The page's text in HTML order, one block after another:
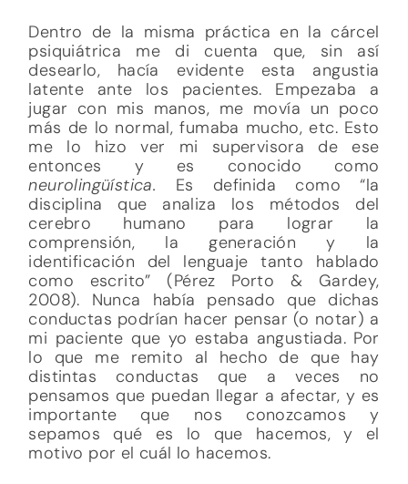
Dentro de la misma práctica en la cárcel
psiquiátrica me di cuenta que, sin así
desearlo, hacía evidente esta angustia
latente ante los pacientes. Empezaba a
jugar con mis manos, me movía un poco
más de lo normal, fumaba mucho, etc. Esto
me lo hizo ver mi supervisora de ese
entonces y es conocido como
neurolingüística. Es definida como “la
disciplina que analiza los métodos del
cerebro humano para lograr la
comprensión, la generación y la
identificación del lenguaje tanto hablado
como escrito” (Pérez Porto & Gardey,
2008). Nunca había pensado que dichas
conductas podrían hacer pensar (o notar) a
mi paciente que yo estaba angustiada. Por
lo que me remito al hecho de que hay
distintas conductas que a veces no
pensamos que puedan llegar a afectar, y es
importante que nos conozcamos y
sepamos qué es lo que hacemos, y el
motivo por el cuál lo hacemos.